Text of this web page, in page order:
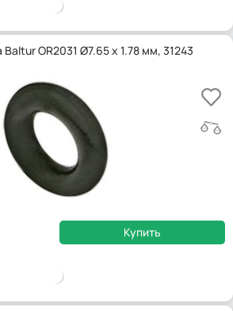
OR2031 Ø7.65 x 1.78 мм, 31243
Купить